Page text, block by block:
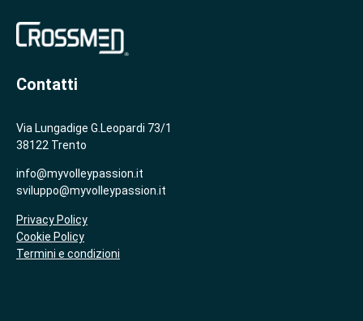
Contatti
Via Lungadige G.Leopardi 73/1
38122 Trento
info@myvolleypassion.it
sviluppo@myvolleypassion.it
Privacy Policy
Cookie Policy
Termini e condizioni